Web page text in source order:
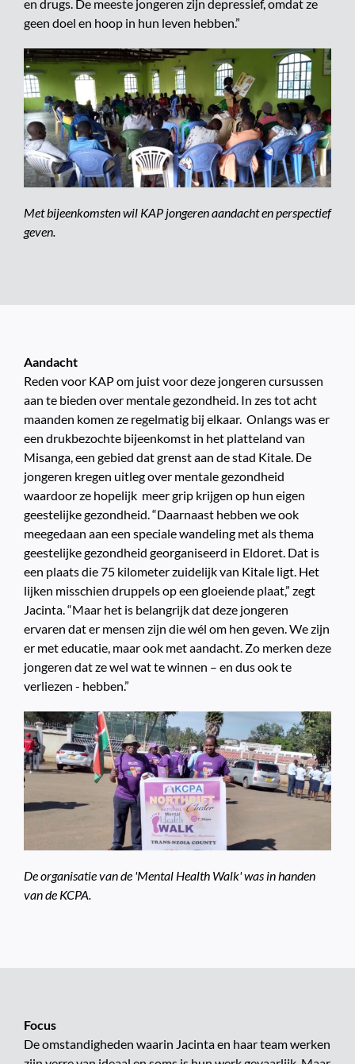
en drugs. De meeste jongeren zijn depressief, omdat ze
geen doel en hoop in hun leven hebben.”
Met bijeenkomsten wil KAP jongeren aandacht en perspectief
geven.
Aandacht
Reden voor KAP om juist voor deze jongeren cursussen
aan te bieden over mentale gezondheid. In zes tot acht
maanden komen ze regelmatig bij elkaar. Onlangs was er
een drukbezochte bijeenkomst in het platteland van
Misanga, een gebied dat grenst aan de stad Kitale. De
jongeren kregen uitleg over mentale gezondheid
waardoor ze hopelijk meer grip krijgen op hun eigen
geestelijke gezondheid. “Daarnaast hebben we ook
meegedaan aan een speciale wandeling met als thema
geestelijke gezondheid georganiseerd in Eldoret. Dat is
een plaats die 75 kilometer zuidelijk van Kitale ligt. Het
lijken misschien druppels op een gloeiende plaat,” zegt
Jacinta. “Maar het is belangrijk dat deze jongeren
ervaren dat er mensen zijn die wél om hen geven. We zijn
er met educatie, maar ook met aandacht. Zo merken deze
jongeren dat ze wel wat te winnen – en dus ook te
verliezen - hebben.”
De organisatie van de 'Mental Health Walk' was in handen
van de KCPA.
Focus
De omstandigheden waarin Jacinta en haar team werken